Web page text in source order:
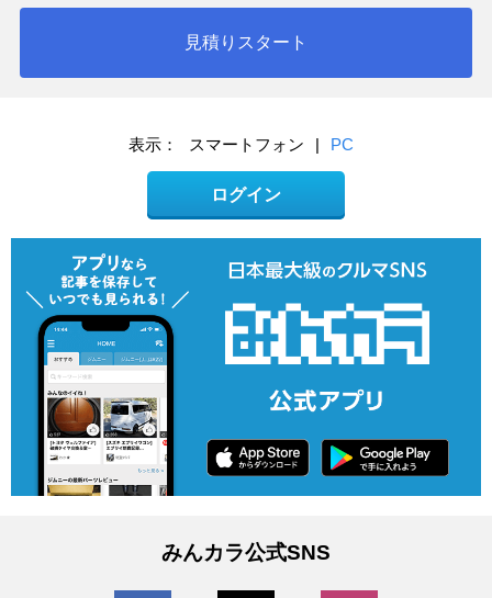
見積りスタート
表示： スマートフォン | PC
ログイン
みんカラ公式SNS